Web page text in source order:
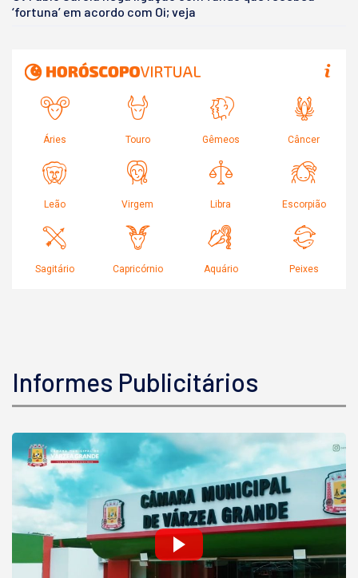
‘fortuna’ em acordo com Oi; veja
Informes Publicitários